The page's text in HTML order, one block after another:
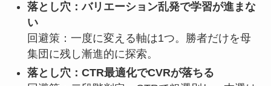
落とし穴：バリエーション乱発で学習が進まな
い
回避策：一度に変える軸は1つ。勝者だけを母
集団に残し漸進的に探索。
落とし穴：CTR最適化でCVRが落ちる